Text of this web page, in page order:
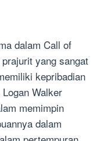
dalam Call of
yang sangat
kepribadian
Walker
memimpin
dalam